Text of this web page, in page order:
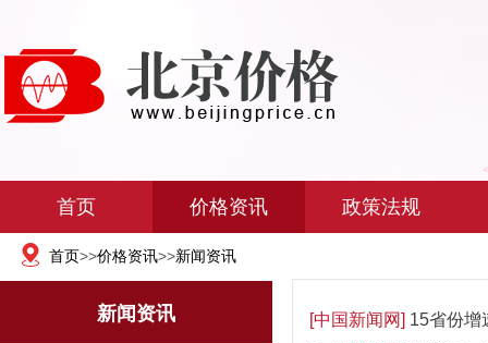
首页 价格资讯 政策法规
首页>>价格资讯>>新闻资讯
新闻资讯 [中国新闻网] 15省份增